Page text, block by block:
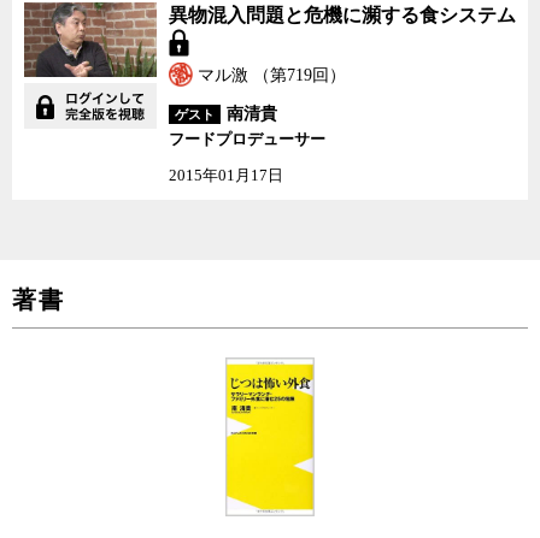
異物混入問題と危機に瀕する食システム
マル激 （第719回）
ゲスト
南清貴
フードプロデューサー
2015年01月17日
著書